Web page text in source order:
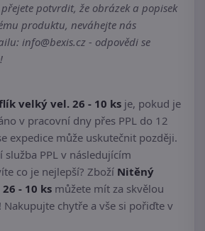
potvrdit, že obrázek a popisek
produktu, neváhejte nás
info@bexis.cz - odpovědi se
velký vel. 26 - 10 ks je, pokud je
v pracovní dny přes PPL do 12
expedice může uskutečnit později.
PPL v následujícím
co je nejlepší? Zboží Nitěný
- 10 ks můžete mít za skvělou
chytře a vše si pořiďte v